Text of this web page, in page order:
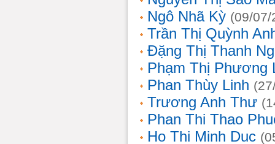
Ngô Nhã Kỳ (09/07/
Trần Thị Quỳnh
Đặng Thị Thanh
Phạm Thị Phương
Phan Thùy Linh
Trương Anh Thư
Phan Thi Thao
Ho Thi Minh Duc